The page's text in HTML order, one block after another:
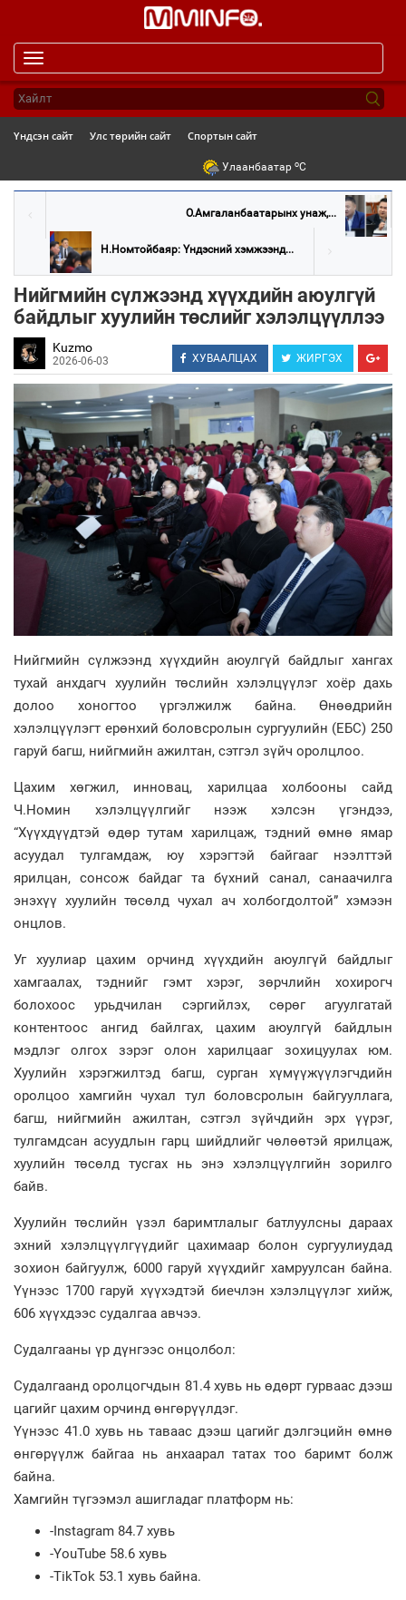
navigation
Үндсэн сайт Улс төрийн сайт Спортын сайт
Улаанбаатар oC
О.Амгаланбаатарынх унаж,...
Н.Номтойбаяр: Үндэсний хэмжээнд...
Нийгмийн сүлжээнд хүүхдийн аюулгүй
байдлыг хуулийн төслийг хэлэлцүүллээ
Kuzmo
2026-06-03 ХУВААЛЦАХ ЖИРГЭХ
Нийгмийн сүлжээнд хүүхдийн аюулгүй байдлыг хангах
тухай анхдагч хуулийн төслийн хэлэлцүүлэг хоёр дахь
долоо хоногтоо үргэлжилж байна. Өнөөдрийн
хэлэлцүүлэгт ерөнхий боловсролын сургуулийн (ЕБС) 250
гаруй багш, нийгмийн ажилтан, сэтгэл зүйч оролцлоо.
Цахим хөгжил, инновац, харилцаа холбооны сайд
Ч.Номин хэлэлцүүлгийг нээж хэлсэн үгэндээ,
“Хүүхдүүдтэй өдөр тутам харилцаж, тэдний өмнө ямар
асуудал тулгамдаж, юу хэрэгтэй байгааг нээлттэй
ярилцан, сонсож байдаг та бүхний санал, санаачилга
энэхүү хуулийн төсөлд чухал ач холбогдолтой” хэмээн
онцлов.
Уг хуулиар цахим орчинд хүүхдийн аюулгүй байдлыг
хамгаалах, тэднийг гэмт хэрэг, зөрчлийн хохирогч
болохоос урьдчилан сэргийлэх, сөрөг агуулгатай
контентоос ангид байлгах, цахим аюулгүй байдлын
мэдлэг олгох зэрэг олон харилцааг зохицуулах юм.
Хуулийн хэрэгжилтэд багш, сурган хүмүүжүүлэгчдийн
оролцоо хамгийн чухал тул боловсролын байгууллага,
багш, нийгмийн ажилтан, сэтгэл зүйчдийн эрх үүрэг,
тулгамдсан асуудлын гарц шийдлийг чөлөөтэй ярилцаж,
хуулийн төсөлд тусгах нь энэ хэлэлцүүлгийн зорилго
байв.
Хуулийн төслийн үзэл баримтлалыг батлуулсны дараах
эхний хэлэлцүүлгүүдийг цахимаар болон сургуулиудад
зохион байгуулж, 6000 гаруй хүүхдийг хамруулсан байна.
Үүнээс 1700 гаруй хүүхэдтэй биечлэн хэлэлцүүлэг хийж,
606 хүүхдээс судалгаа авчээ.
Судалгааны үр дүнгээс онцолбол:
Судалгаанд оролцогчдын 81.4 хувь нь өдөрт гурваас дээш
цагийг цахим орчинд өнгөрүүлдэг.
Үүнээс 41.0 хувь нь таваас дээш цагийг дэлгэцийн өмнө
өнгөрүүлж байгаа нь анхаарал татах тоо баримт болж
байна.
Хамгийн түгээмэл ашигладаг платформ нь:
-Instagram 84.7 хувь
-YouTube 58.6 хувь
-TikTok 53.1 хувь байна.